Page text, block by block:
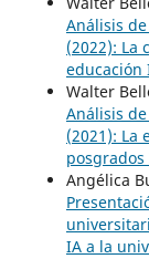
Análisis
(2022): La
educación
Walter
Análisis
(2021): La
posgrados
Angélica
IA a la